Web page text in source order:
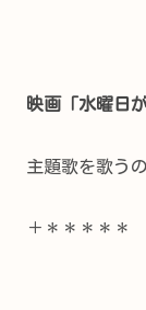
映画「水曜日
主題歌を歌う
＋＊＊＊＊＊